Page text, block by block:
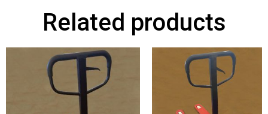
Related products